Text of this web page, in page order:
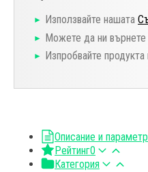
Използвайте нашата
Можете да ни върнете
Изпробвайте
Описание и
Рейтинг0
Категория